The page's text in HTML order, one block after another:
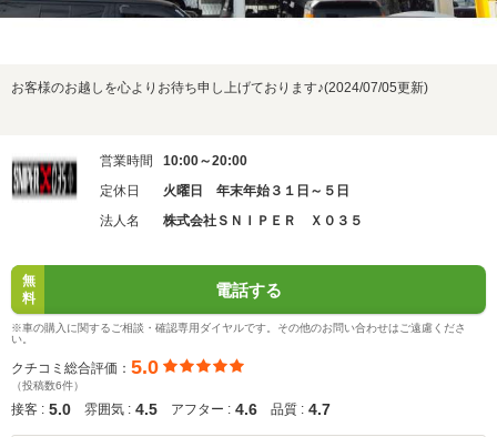
お客様のお越しを心よりお待ち申し上げております♪(2024/07/05更新)
営業時間
10:00～20:00
定休日
火曜日 年末年始３１日～５日
法人名
株式会社ＳＮＩＰＥＲ Ｘ０３５
無
料
電話する
※車の購入に関するご相談・確認専用ダイヤルです。その他のお問い合わせはご遠慮くださ
い。
クチコミ総合評価： 5.0
（投稿数6件）
接客 : 5.0 雰囲気 : 4.5 アフター : 4.6 品質 : 4.7